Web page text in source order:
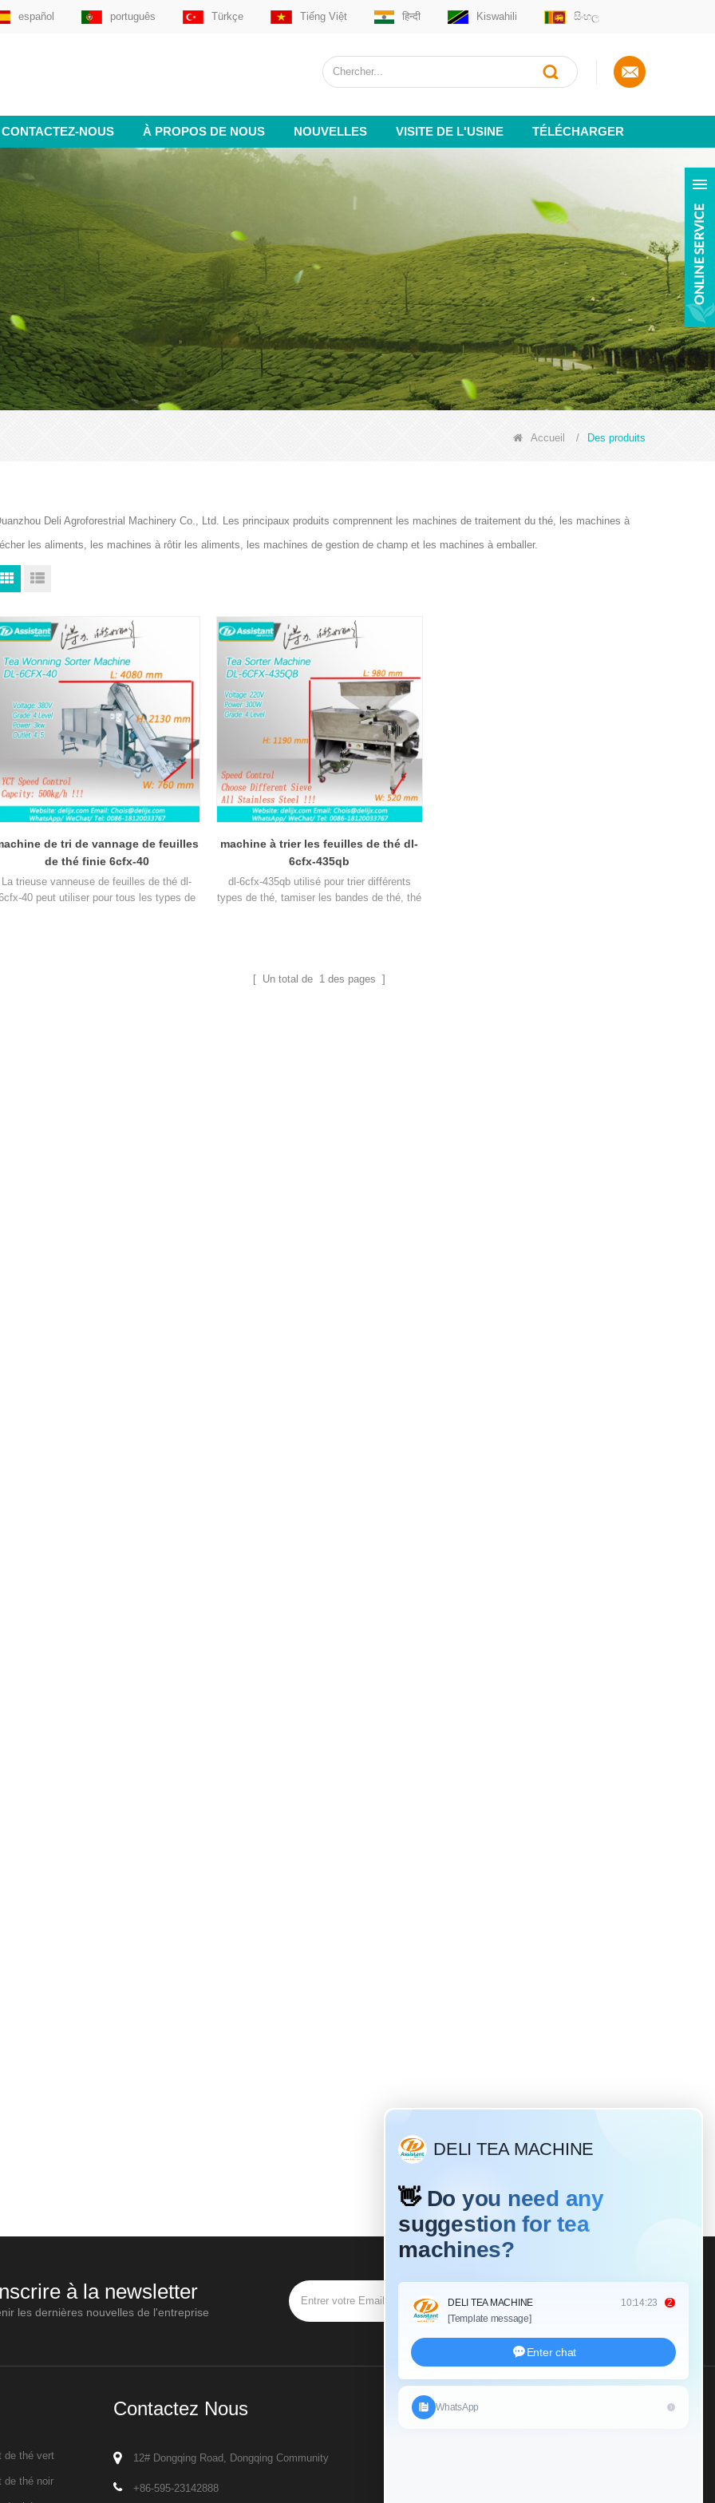
español português Türkçe Tiếng Việt हिन्दी Kiswahili සිංහල
CONTACTEZ-NOUS À PROPOS DE NOUS NOUVELLES VISITE DE L'USINE TÉLÉCHARGER
Accueil / Des produits
Deli Agroforestrial Machinery Co., Ltd. Les principaux produits comprennent les machines de traitement du thé, les machines à
les aliments, les machines à rôtir les aliments, les machines de gestion de champ et les machines à emballer.
de tri de vannage de feuilles
de thé finie 6cfx-40
La trieuse vanneuse de feuilles de thé dl-
40 peut utiliser pour tous les types de
machine à trier les feuilles de thé dl-
6cfx-435qb
dl-6cfx-435qb utilisé pour trier différents
types de thé, tamiser les bandes de thé, thé
[ Un total de 1 des pages ]
à la newsletter
les dernières nouvelles de l'entreprise
SOUSCRIRE
de thé vert
de thé noir
Contactez Nous
12# Dongqing Road, Dongqing Community
+86-595-23142888
Envoyez Nous Une